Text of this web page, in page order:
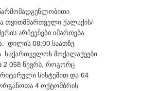
თვითმმართველი ქალაქის/
არჩევნები იმართება.
დილის 08:00 საათზე
საქართველოს მოქალაქეები
2 058 წევრს, როგორც
სისტემით და 64
4 ოქტომბრის